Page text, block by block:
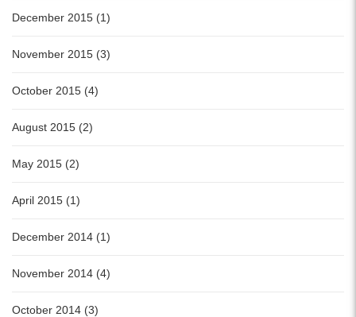
December 2015 (1)
November 2015 (3)
October 2015 (4)
August 2015 (2)
May 2015 (2)
April 2015 (1)
December 2014 (1)
November 2014 (4)
October 2014 (3)